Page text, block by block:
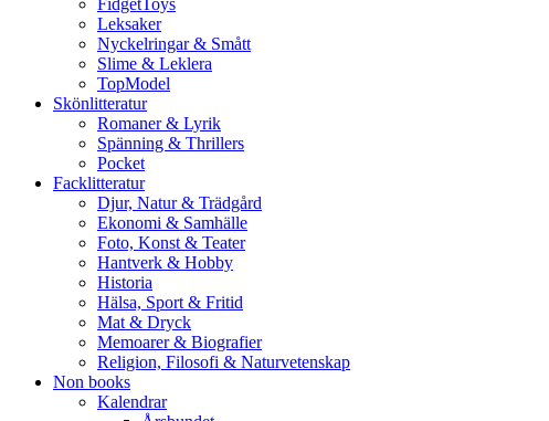
FidgetToys
Leksaker
Nyckelringar & Smått
Slime & Leklera
TopModel
Skönlitteratur
Romaner & Lyrik
Spänning & Thrillers
Pocket
Facklitteratur
Djur, Natur & Trädgård
Ekonomi & Samhälle
Foto, Konst & Teater
Hantverk & Hobby
Historia
Hälsa, Sport & Fritid
Mat & Dryck
Memoarer & Biografier
Religion, Filosofi & Naturvetenskap
Non books
Kalendrar